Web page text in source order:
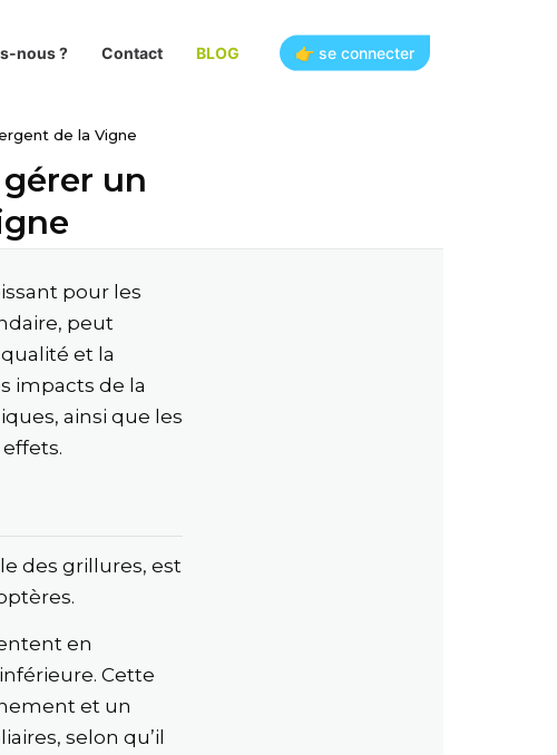
👉 se connecter
nous ? Contact BLOG
de la Vigne
un
pour les
peut
et la
impacts de la
ainsi que les
des grillures, est
en
Cette
et un
selon qu’il